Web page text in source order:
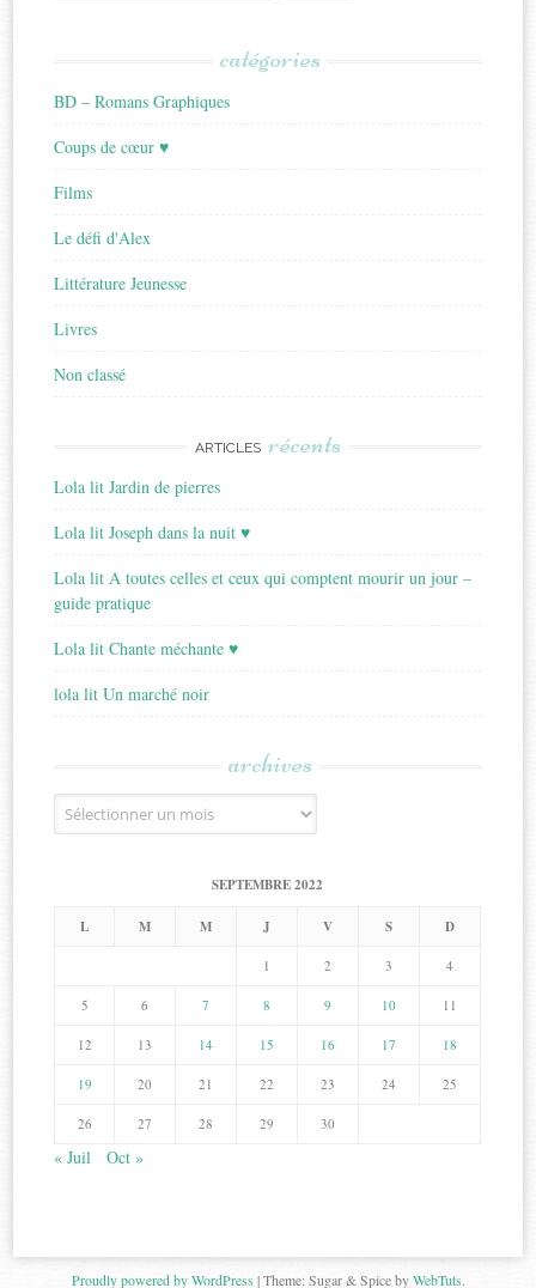
catégories
BD – Romans Graphiques
Coups de cœur ♥
Films
Le défi d'Alex
Littérature Jeunesse
Livres
Non classé
ARTICLES récents
Lola lit Jardin de pierres
Lola lit Joseph dans la nuit ♥
Lola lit A toutes celles et ceux qui comptent mourir un jour –
guide pratique
Lola lit Chante méchante ♥
lola lit Un marché noir
archives
Archives
SEPTEMBRE 2022
L M M J V S D
1 2 3 4
5 6 7 8 9 10 11
12 13 14 15 16 17 18
19 20 21 22 23 24 25
26 27 28 29 30
« Juil Oct »
Proudly powered by WordPress |Theme: Sugar & Spice byWebTuts.